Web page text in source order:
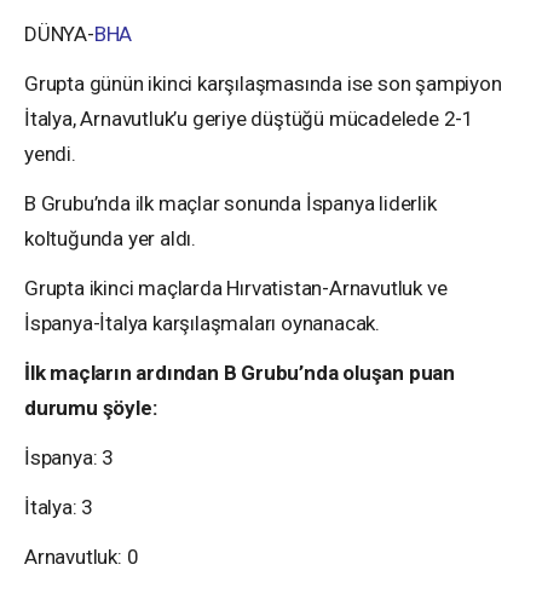
DÜNYA-BHA
Grupta günün ikinci karşılaşmasında ise son şampiyon
İtalya, Arnavutluk’u geriye düştüğü mücadelede 2-1
yendi.
B Grubu’nda ilk maçlar sonunda İspanya liderlik
koltuğunda yer aldı.
Grupta ikinci maçlarda Hırvatistan-Arnavutluk ve
İspanya-İtalya karşılaşmaları oynanacak.
İlk maçların ardından B Grubu’nda oluşan puan
durumu şöyle:
İspanya: 3
İtalya: 3
Arnavutluk: 0